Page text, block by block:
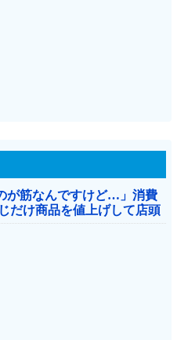
が筋なんですけど…」消費
だけ商品を値上げして店頭